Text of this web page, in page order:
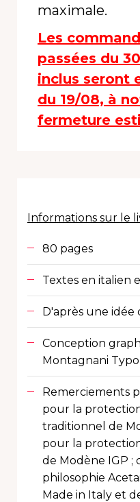
maximale.
Les
passées du
inclus seront
du 19/08, à
fermeture
Informations sur le
80 pages
Textes en italien
D'après une idée
Conception
Montagnani
Remerciements
pour la
traditionnel de
pour la
de Modène IGP ;
philosophie
Made in Italy et